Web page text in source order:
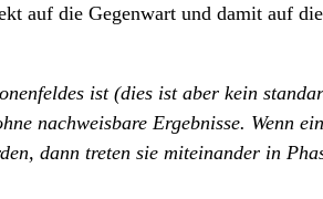
auf die Gegenwart und damit auf
ist (dies ist aber kein
nachweisbare Ergebnisse. Wenn
dann treten sie miteinander in